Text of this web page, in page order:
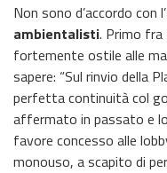
Non sono d’accordo con
ambientalisti. Primo
fortemente ostile alle
sapere: “Sul rinvio della
perfetta continuità col
affermato in passato e
favore concesso alle
monouso, a scapito di